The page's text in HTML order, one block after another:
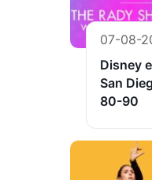
07-08-
Disney
San
80-90